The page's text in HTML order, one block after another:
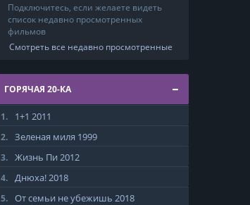
Подключитесь, если желаете видеть
список недавно просмотренных
фильмов
Смотреть все недавно просмотренные
ГОРЯЧАЯ 20-КА
1. 1+1 2011
2. Зеленая миля 1999
3. Жизнь Пи 2012
4. Днюха! 2018
5. От семьи не убежишь 2018